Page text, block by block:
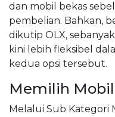
dan mobil bekas
pembelian. Bahkan,
dikutip OLX,
kini lebih fleksibel
kedua opsi tersebut.
Memilih
Melalui Sub Kategori